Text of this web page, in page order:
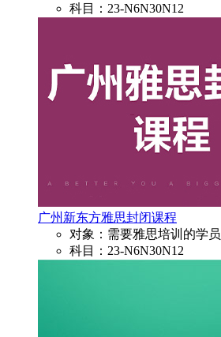
科目：23-N6N30N12
广州新东方雅思封闭课程
对象：需要雅思培训的学员
科目：23-N6N30N12